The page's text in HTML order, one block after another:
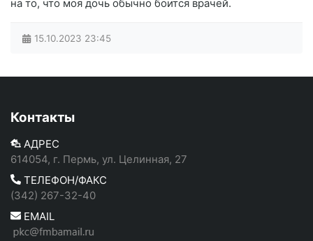
на то, что моя дочь обычно боится врачей.
15.10.2023 23:45
Контакты
АДРЕС
614054, г. Пермь, ул. Целинная, 27
ТЕЛЕФОН/ФАКС
(342) 267-32-40
EMAIL